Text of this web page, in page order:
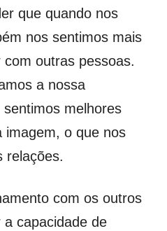
que quando nos
nos sentimos mais
outras pessoas.
a nossa
melhores
imagem, o que nos
relações.
com os outros
capacidade de